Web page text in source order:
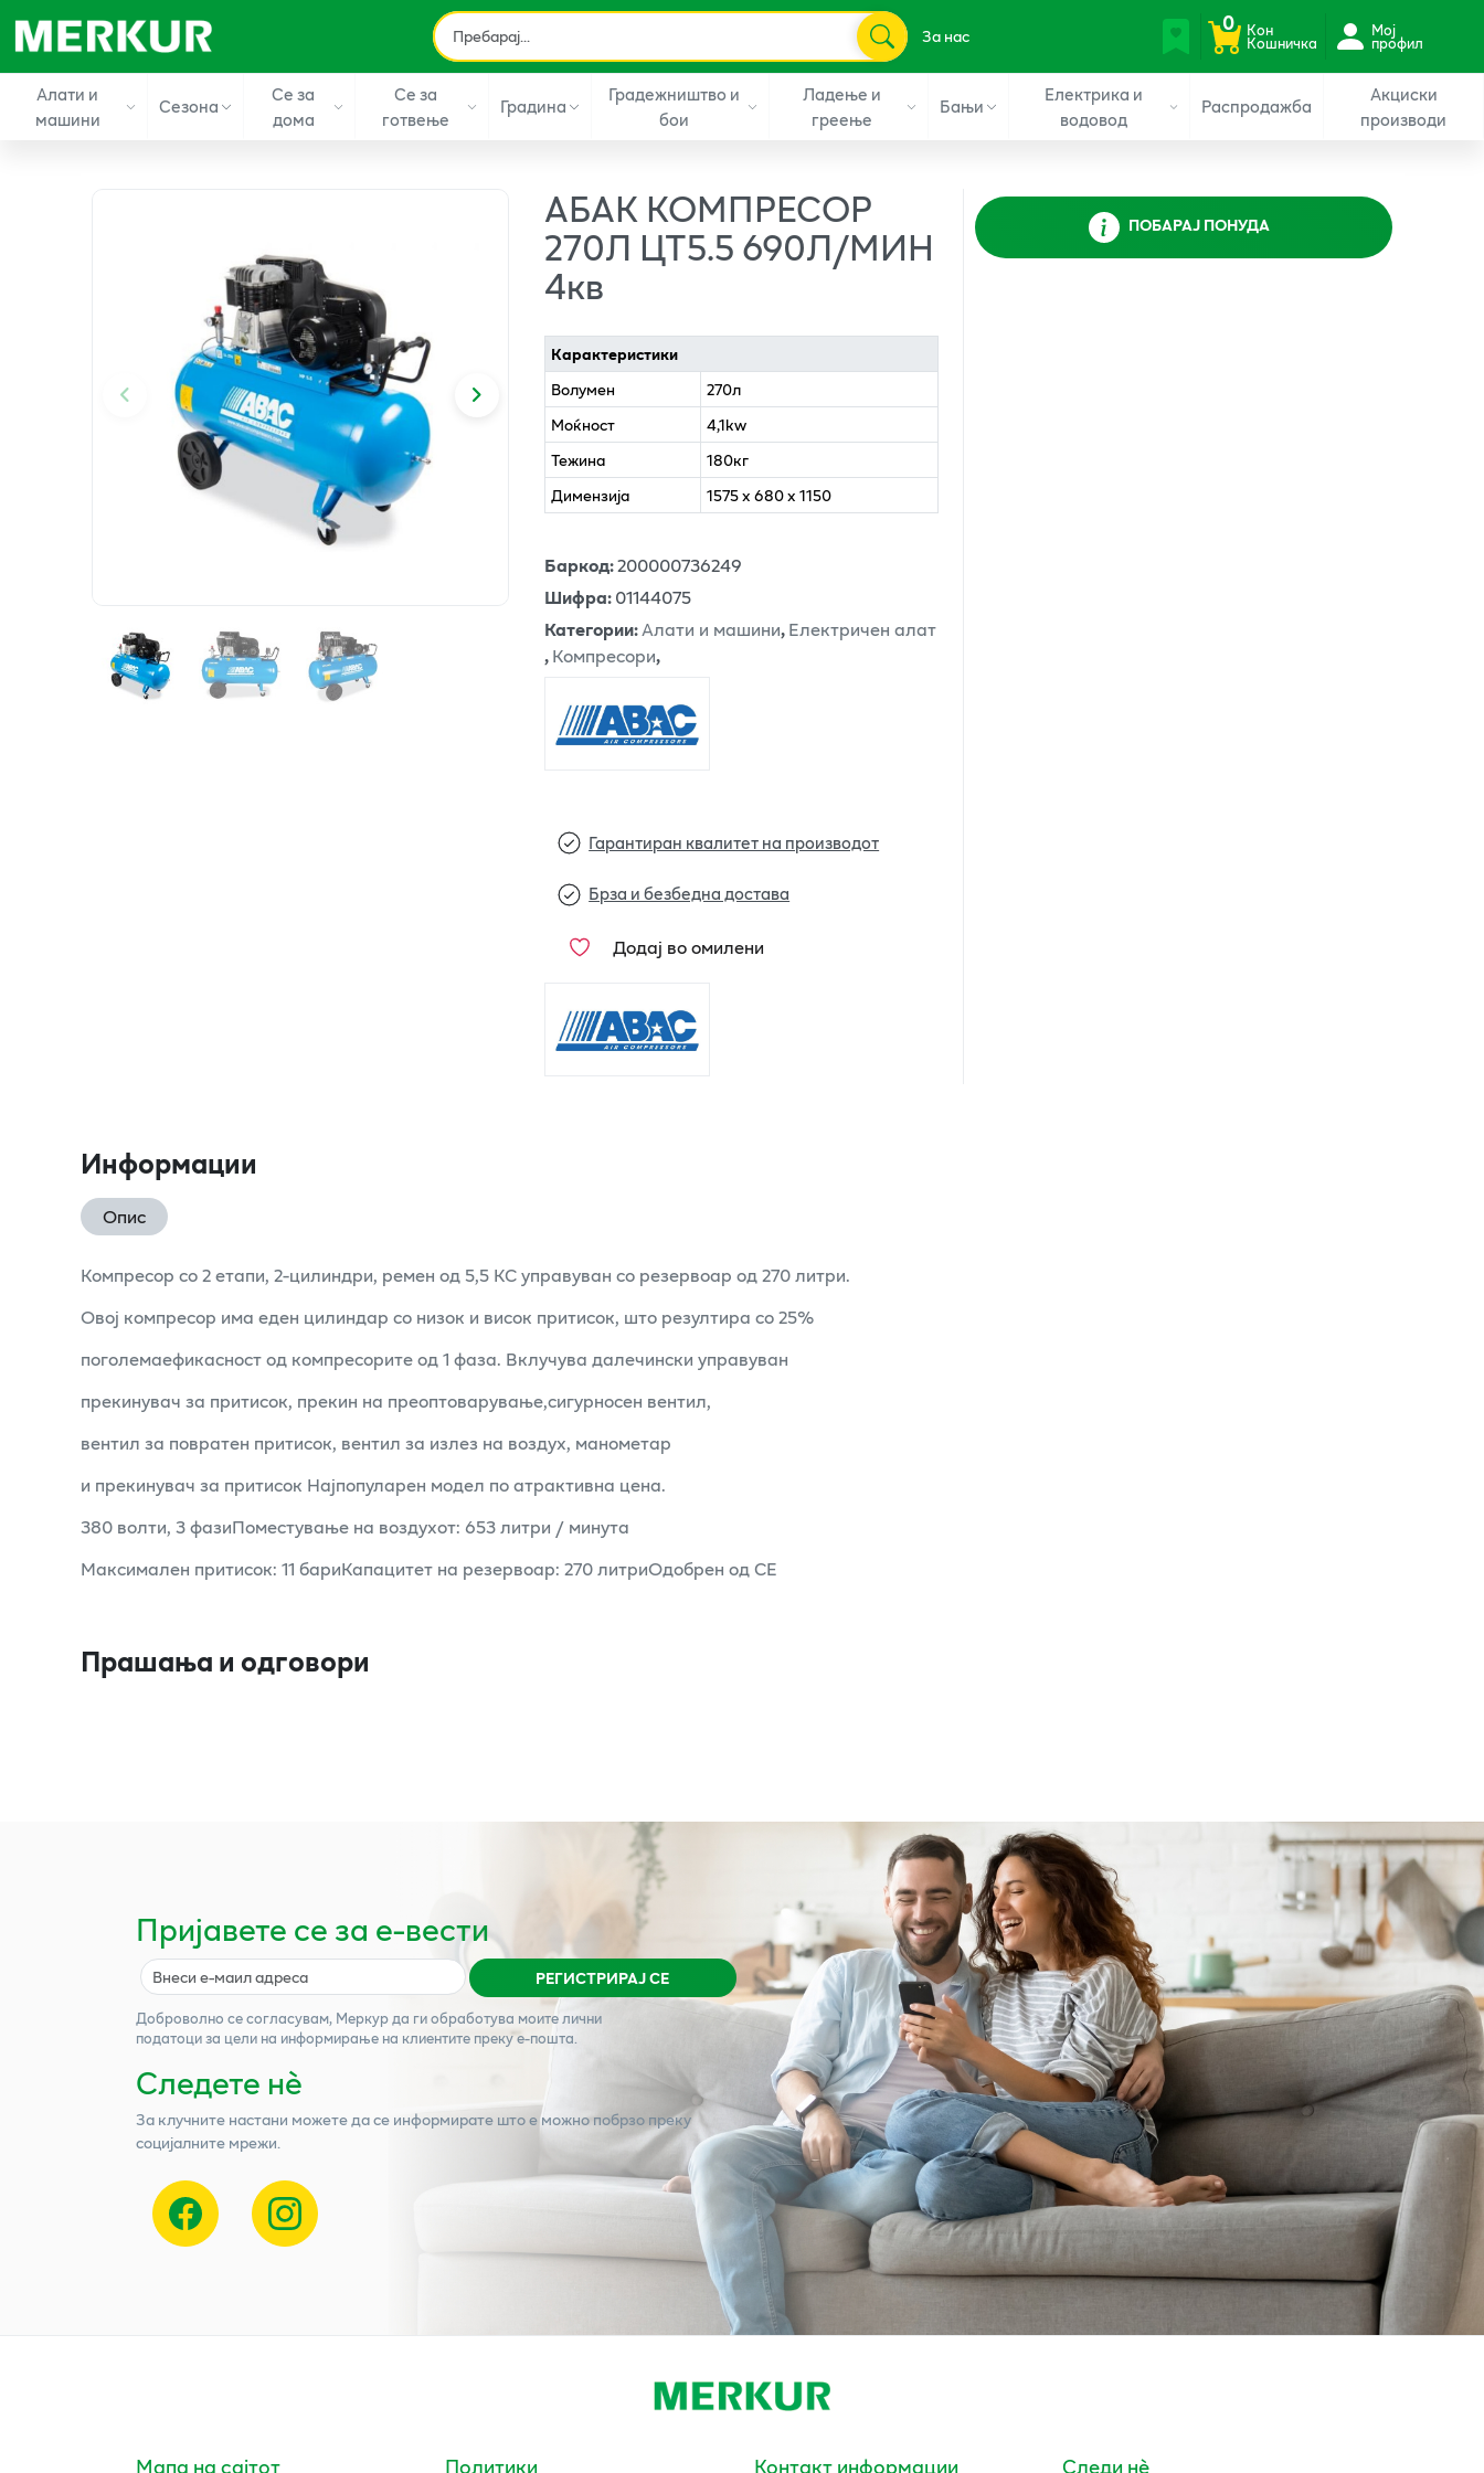
За нас 0 Кон
Кошничка
Мој
профил
Алати и
машини
Сезона
Се за
дома
Се за
готвење
Градина
Градежништво и
бои
Ладење и
греење
Бањи
Електрика и
водовод
Распродажба
Акциски
производи
АБАК КОМПРЕСОР
270Л ЦТ5.5 690Л/МИН
4кв
Карактеристики
Волумен
270л
Моќност
4,1kw
Тежина
180кг
Димензија
1575 x 680 x 1150
Баркод:200000736249
Шифра:01144075
Категории:Алати и машини,Електричен алат
,Компресори,
Гарантиран квалитет на производот
Брза и безбедна достава
Додај во омилени
ПОБАРАЈ ПОНУДА
Информации
Опис
Компресор со 2 етапи, 2-цилиндри, ремен од 5,5 КС управуван со резервоар од 270 литри.
Овој компресор има еден цилиндар со низок и висок притисок, што резултира со 25%
поголемаефикасност од компресорите од 1 фаза. Вклучува далечински управуван
прекинувач за притисок, прекин на преоптоварување,сигурносен вентил,
вентил за повратен притисок, вентил за излез на воздух, манометар
и прекинувач за притисок Најпопуларен модел по атрактивна цена.
380 волти, 3 фазиПоместување на воздухот: 653 литри / минута
Максимален притисок: 11 бариКапацитет на резервоар: 270 литриОдобрен од СЕ
Прашања и одговори
Пријавете се за е-вести
РЕГИСТРИРАЈ СЕ
Доброволно се согласувам, Меркурда ги обработува моите лични
податоци за цели на информирање на клиентите преку е-пошта.
Следете нѐ
За клучните настани можете да се информирате што е можно побрзо преку
социјалните мрежи.
Мапа на сајтот Политики Контакт информации Следи нè